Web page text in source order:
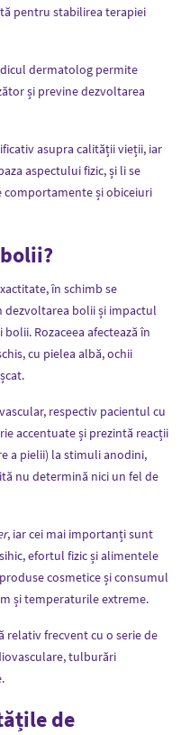
pentru stabilirea terapiei
dermatolog permite
și previne dezvoltarea
asupra calității vieții, iar
aspectului fizic, și li se
și obiceiuri
în schimb se
bolii și impactul
Rozaceea afectează în
cu pielea albă, ochii
respectiv pacientul cu
accentuate și prezintă reacții
a pielii) la stimuli anodini,
nu determină nici un fel de
, iar cei mai importanți sunt
efortul fizic și alimentele
cosmetice și consumul
și temperaturile extreme.
relativ frecvent cu o serie de
tulburări
de